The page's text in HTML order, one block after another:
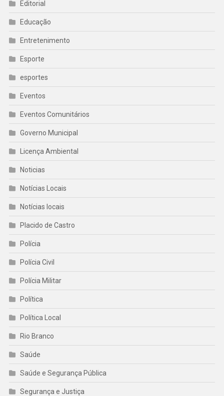
Editorial
Educação
Entretenimento
Esporte
esportes
Eventos
Eventos Comunitários
Governo Municipal
Licença Ambiental
Noticias
Notícias Locais
Notícias locais
Placido de Castro
Polícia
Polícia Civil
Polícia Militar
Política
Política Local
Rio Branco
Saúde
Saúde e Segurança Pública
Segurança e Justiça